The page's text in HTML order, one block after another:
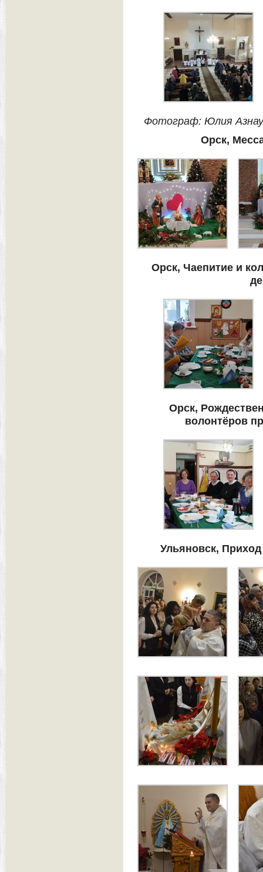
Фотограф: Юлия
Орск,
Орск, Чаепитие и
Орск,
волонтёров
Ульяновск,